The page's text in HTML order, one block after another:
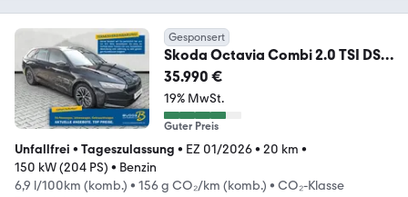
Gesponsert
Skoda Octavia Combi 2.0 TSI DSG
4x4 Sportline / Matrix
35.990 €
19% MwSt.
Guter Preis
Unfallfrei • Tageszulassung • EZ 01/2026• 20 km •
150 kW (204 PS) • Benzin
6,9 l/100km (komb.) • 156 g CO₂/km (komb.) • CO₂-Klasse